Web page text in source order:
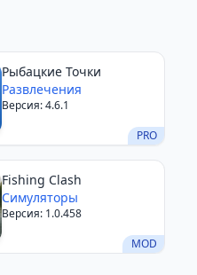
PRO
Рыбацкие Точки
Развлечения
Версия: 4.6.1
MOD
Fishing Clash
Симуляторы
Версия: 1.0.458